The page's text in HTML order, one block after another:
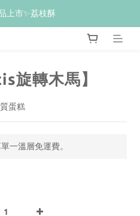
會員贈$𝟭𝟬𝟬購物金
上市✨荔枝酥
旋轉木馬】
蛋糕
一溫層免運費。